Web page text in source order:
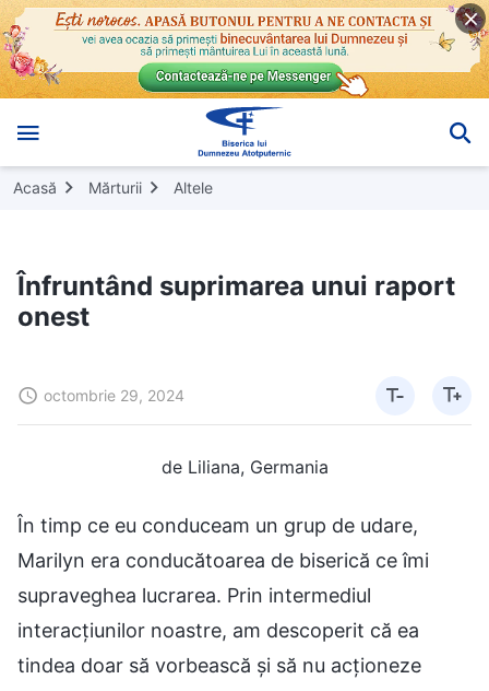
Acasă Mărturii Altele
Înfruntând suprimarea unui raport
onest
octombrie 29, 2024
de Liliana, Germania
În timp ce eu conduceam un grup de udare,
Marilyn era conducătoarea de biserică ce îmi
supraveghea lucrarea. Prin intermediul
interacțiunilor noastre, am descoperit că ea
tindea doar să vorbească și să nu acționeze